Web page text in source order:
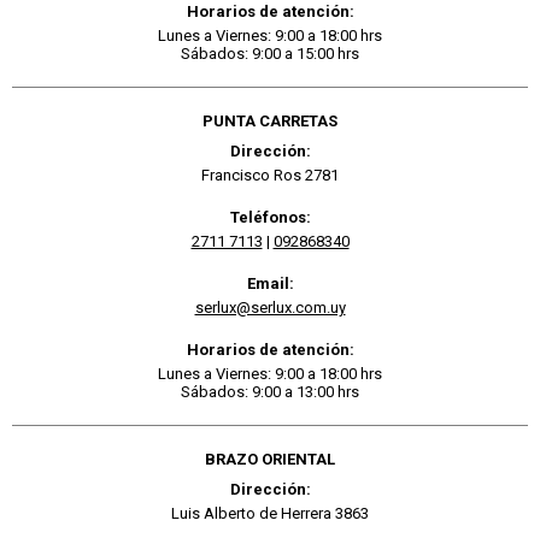
Horarios de atención:
Lunes a Viernes: 9:00 a 18:00 hrs
Sábados: 9:00 a 15:00 hrs
PUNTA CARRETAS
Dirección:
Francisco Ros 2781
Teléfonos:
2711 7113 | 092868340
Email:
serlux@serlux.com.uy
Horarios de atención:
Lunes a Viernes: 9:00 a 18:00 hrs
Sábados: 9:00 a 13:00 hrs
BRAZO ORIENTAL
Dirección:
Luis Alberto de Herrera 3863